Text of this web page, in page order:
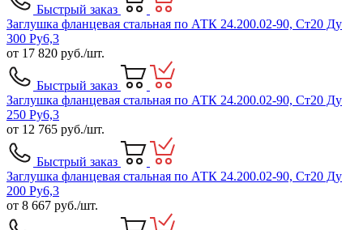
Быстрый заказ
Заглушка фланцевая стальная по АТК 24.200.02-90, Ст20 Ду
300 Ру6,3
от 17 820 руб./шт.
Быстрый заказ
Заглушка фланцевая стальная по АТК 24.200.02-90, Ст20 Ду
250 Ру6,3
от 12 765 руб./шт.
Быстрый заказ
Заглушка фланцевая стальная по АТК 24.200.02-90, Ст20 Ду
200 Ру6,3
от 8 667 руб./шт.